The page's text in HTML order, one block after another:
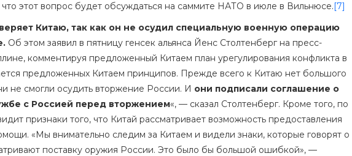
этот вопрос будет обсуждаться на саммите НАТО в июле в Вильнюсе.[7]
Китаю, так как он не осудил специальную военную операцию
Об этом заявил в пятницу генсек альянса Йенс Столтенберг на пресс-
комментируя предложенный Китаем план урегулирования конфликта в
предложенных Китаем принципов. Прежде всего к Китаю нет большого
не смогли осудить вторжение России. И они подписали соглашение о
с Россией перед вторжением«, — сказал Столтенберг. Кроме того, по
признаки того, что Китай рассматривает возможность предоставления
«Мы внимательно следим за Китаем и видели знаки, которые говорят о
поставку оружия России. Это было бы большой ошибкой», —